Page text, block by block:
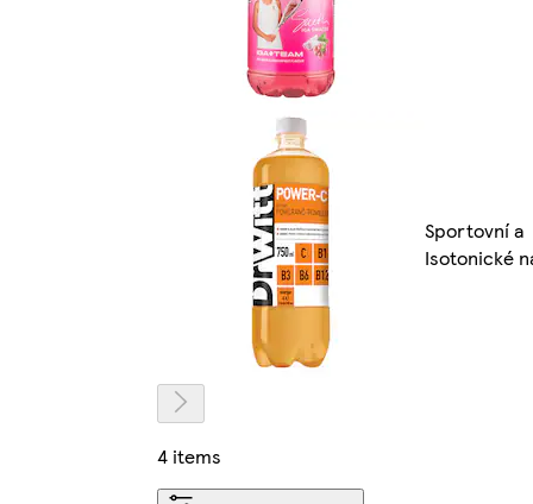
Sportovní a
Isotonické
4 items